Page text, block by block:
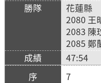
花蓮縣
2080 王
2083 陳
2085 鄭
47:54
7